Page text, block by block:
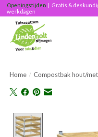
Openingstijden | Gratis &
werkdagen
Home / Compostbak hout/